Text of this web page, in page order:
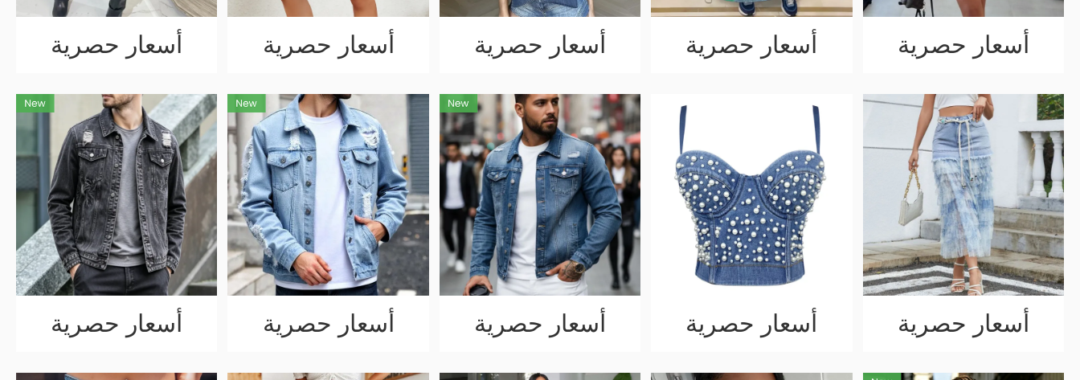
أسعار حصرية أسعار حصرية أسعار حصرية أسعار حصرية أسعار حصرية
أسعار حصرية أسعار حصرية أسعار حصرية أسعار حصرية أسعار حصرية